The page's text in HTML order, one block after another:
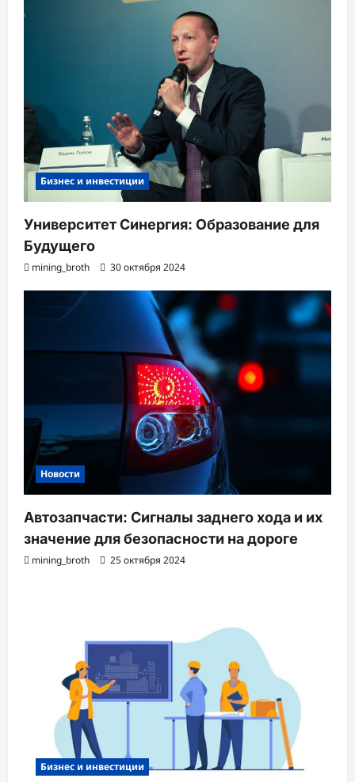
Бизнес и инвестиции
Университет Синергия: Образование для
Будущего
mining_broth 30 октября 2024
Новости
Автозапчасти: Сигналы заднего хода и их
значение для безопасности на дороге
mining_broth 25 октября 2024
Бизнес и инвестиции